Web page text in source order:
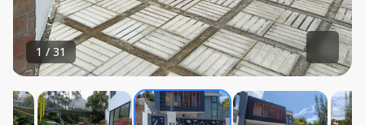
1 /31